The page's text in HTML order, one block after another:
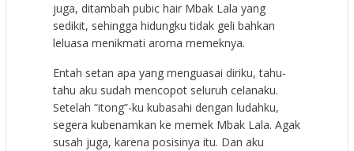
juga, ditambah pubic hair Mbak Lala yang
sedikit, sehingga hidungku tidak geli bahkan
leluasa menikmati aroma memeknya.
Entah setan apa yang menguasai diriku, tahu-
tahu aku sudah mencopot seluruh celanaku.
Setelah “itong”-ku kubasahi dengan ludahku,
segera kubenamkan ke memek Mbak Lala. Agak
susah juga, karena posisinya itu. Dan aku